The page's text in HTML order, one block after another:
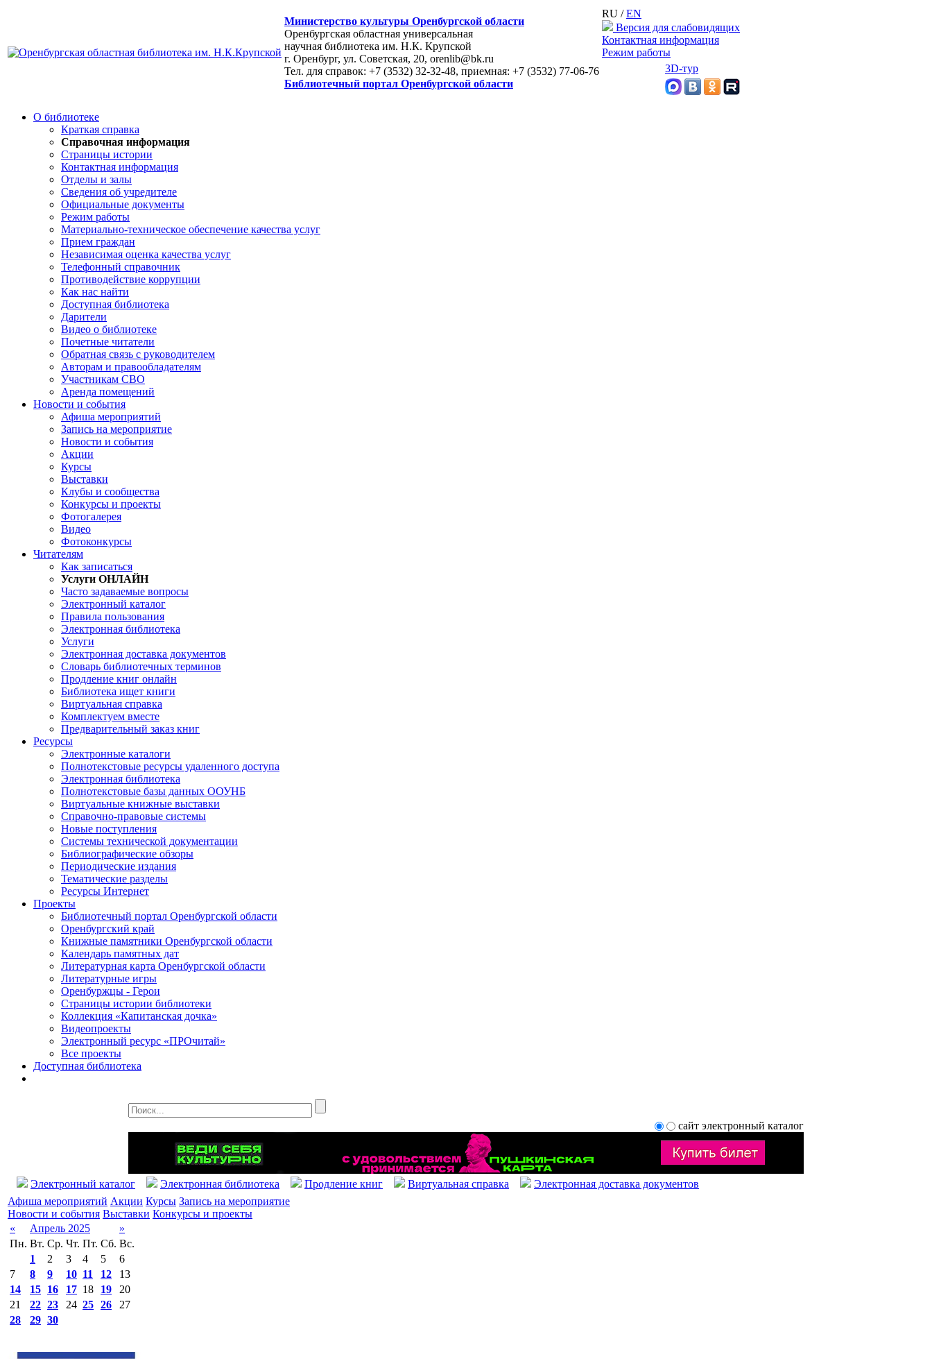
Министерство культуры Оренбургской области
Оренбургская областная универсальная
научная библиотека им. Н.К. Крупской
г. Оренбург, ул. Советская, 20, orenlib@bk.ru
Тел. для справок: +7 (3532) 32-32-48, приемная: +7 (3532) 77-06-76
Библиотечный портал Оренбургской области
RU /EN
Версия для слабовидящих
Контактная информация
Режим работы
3D-тур
О библиотеке
Краткая справка
Справочная информация
Страницы истории
Контактная информация
Отделы и залы
Сведения об учредителе
Официальные документы
Режим работы
Материально-техническое обеспечение качества услуг
Прием граждан
Независимая оценка качества услуг
Телефонный справочник
Противодействие коррупции
Как нас найти
Доступная библиотека
Дарители
Видео о библиотеке
Почетные читатели
Обратная связь с руководителем
Авторам и правообладателям
Участникам СВО
Аренда помещений
Новости и события
Афиша мероприятий
Запись на мероприятие
Новости и события
Акции
Курсы
Выставки
Клубы и сообщества
Конкурсы и проекты
Фотогалерея
Видео
Фотоконкурсы
Читателям
Как записаться
Услуги ОНЛАЙН
Часто задаваемые вопросы
Электронный каталог
Правила пользования
Электронная библиотека
Услуги
Электронная доставка документов
Словарь библиотечных терминов
Продление книг онлайн
Библиотека ищет книги
Виртуальная справка
Комплектуем вместе
Предварительный заказ книг
Ресурсы
Электронные каталоги
Полнотекстовые ресурсы удаленного доступа
Электронная библиотека
Полнотекстовые базы данных ООУНБ
Виртуальные книжные выставки
Справочно-правовые системы
Новые поступления
Cистемы технической документации
Библиографические обзоры
Периодические издания
Тематические разделы
Ресурсы Интернет
Проекты
Библиотечный портал Оренбургской области
Оренбургский край
Книжные памятники Оренбургской области
Календарь памятных дат
Литературная карта Оренбургской области
Литературные игры
Оренбуржцы - Герои
Страницы истории библиотеки
Коллекция «Капитанская дочка»
Видеопроекты
Электронный ресурс «ПРОчитай»
Все проекты
Доступная библиотека
сайт электронный каталог
Электронный каталог Электронная библиотека Продление книг Виртуальная справка
Электронная доставка документов
Афиша мероприятий Акции Курсы Запись на мероприятие
Новости и события Выставки Конкурсы и проекты
«
Апрель 2025
»
Пн. Вт. Ср. Чт. Пт. Сб. Вс.
1
2 3 4 5
6
7
8 9 10 11 12
13
14
15 16 17 18 19
20
21
22 23 24 25 26
27
28
29 30